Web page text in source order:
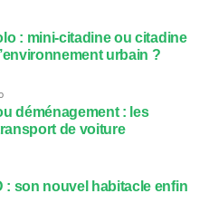
: mini-citadine ou citadine
urbain ?
déménagement : les
de voiture
: son nouvel habitacle enfin